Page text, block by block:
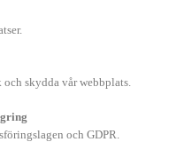
skydda vår webbplats.
och GDPR.